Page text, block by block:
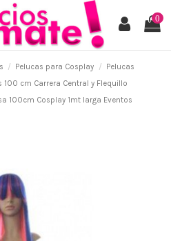
0
Pelucas para Cosplay
Pelucas
100 cm Carrera Central y Flequillo
100cm Cosplay 1mt larga Eventos